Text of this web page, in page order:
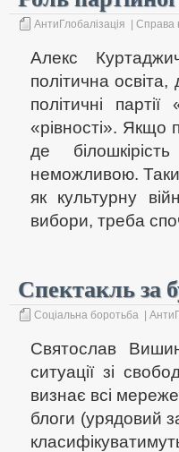
АнтиГлобалізація Справа
Алекс
політична
політичні
«рівності». Якщо
де
неможливою.
як культурну
вибори, треба
Спектакль за
Соціальна боротьба
Святослав
ситуації зі
визнає всі
блоги (урядовий